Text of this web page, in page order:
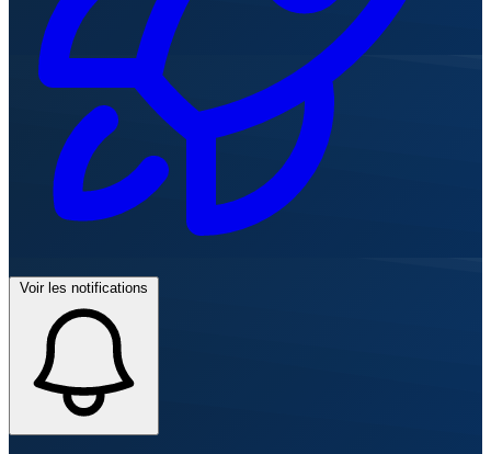
Voir les notifications